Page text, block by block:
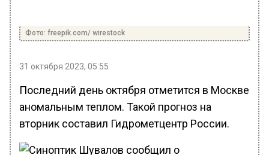
Фото: freepik.com/ wirestock
31 октября 2023, 05:55
Последний день октября отметится в Москве
аномальным теплом. Такой прогноз на
вторник составил Гидрометцентр России.